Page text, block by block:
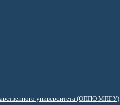
университета (ОППО МПГУ)